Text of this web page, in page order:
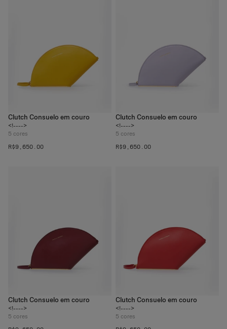
Clutch Consuelo em couro
<!---->
5 cores
R$‌9,650.00
Clutch Consuelo em couro
<!---->
5 cores
R$‌9,650.00
Clutch Consuelo em couro
<!---->
5 cores
Clutch Consuelo em couro
<!---->
5 cores